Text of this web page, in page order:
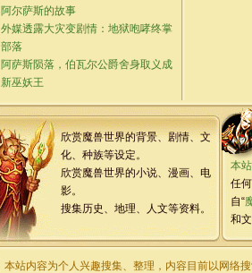
阿尔萨斯的故事
外媒透露大灾变剧情：地狱咆哮终掌
部落
阿萨斯陨落，伯瓦尔公爵舍身取义成
新巫妖王
欣赏魔兽世界的背景、剧情、文
化、种族等设定。
欣赏魔兽世界的小说、漫画、电
影。
搜集历史、地理、人文等资料。
本站
任
自“
和
本站内容为个人兴趣搜集、整理，内容目前以网络